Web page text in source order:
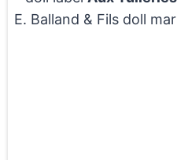
E. Balland & Fils doll